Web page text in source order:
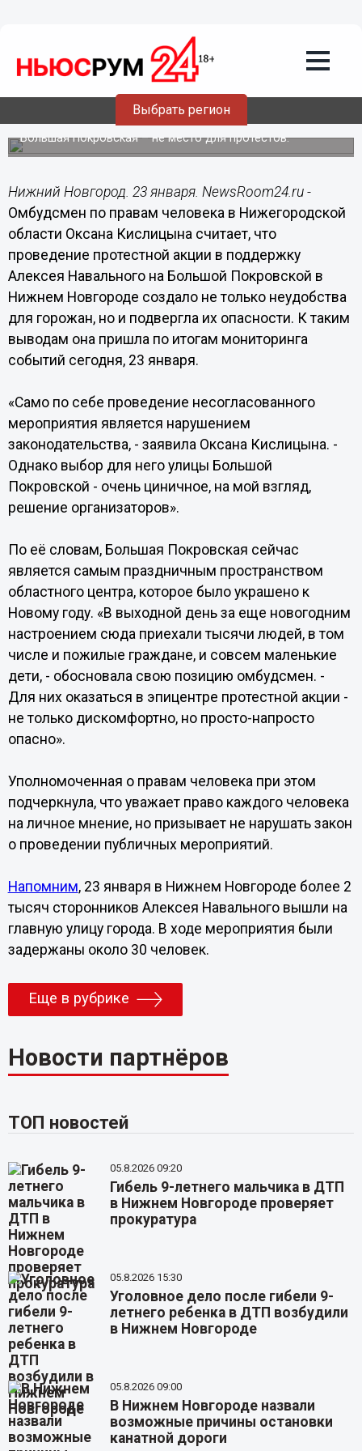
Выбрать регион
Омбудсмен Оксана Кислицына назвала
митинги в Нижнем Новгороде
опасными
Уполномоченный по правам человека считает, что
Большая Покровская – не место для протестов.
Нижний Новгород. 23 января. NewsRoom24.ru -
Омбудсмен по правам человека в Нижегородской
области Оксана Кислицына считает, что
проведение протестной акции в поддержку
Алексея Навального на Большой Покровской в
Нижнем Новгороде создало не только неудобства
для горожан, но и подвергла их опасности. К таким
выводам она пришла по итогам мониторинга
событий сегодня, 23 января.
«Само по себе проведение несогласованного
мероприятия является нарушением
законодательства, - заявила Оксана Кислицына. -
Однако выбор для него улицы Большой
Покровской - очень циничное, на мой взгляд,
решение организаторов».
По её словам, Большая Покровская сейчас
является самым праздничным пространством
областного центра, которое было украшено к
Новому году. «В выходной день за еще новогодним
настроением сюда приехали тысячи людей, в том
числе и пожилые граждане, и совсем маленькие
дети, - обосновала свою позицию омбудсмен. -
Для них оказаться в эпицентре протестной акции -
не только дискомфортно, но просто-напросто
опасно».
Уполномоченная о правам человека при этом
подчеркнула, что уважает право каждого человека
на личное мнение, но призывает не нарушать закон
о проведении публичных мероприятий.
Напомним, 23 января в Нижнем Новгороде более 2
тысяч сторонников Алексея Навального вышли на
главную улицу города. В ходе мероприятия были
задержаны около 30 человек.
Еще в рубрике
Новости партнёров
ТОП новостей
05.8.2026 09:20
Гибель 9-летнего мальчика в ДТП
в Нижнем Новгороде проверяет
прокуратура
05.8.2026 15:30
Уголовное дело после гибели 9-
летнего ребенка в ДТП возбудили
в Нижнем Новгороде
05.8.2026 09:00
В Нижнем Новгороде назвали
возможные причины остановки
канатной дороги